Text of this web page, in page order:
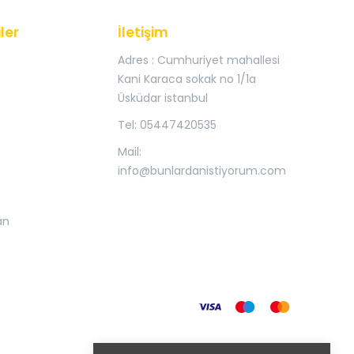
İletişim
Adres : Cumhuriyet mahallesi
Kani Karaca sokak no 1/1a
Üsküdar istanbul
Tel: 05447420535
Mail:
info@bunlardanistiyorum.com